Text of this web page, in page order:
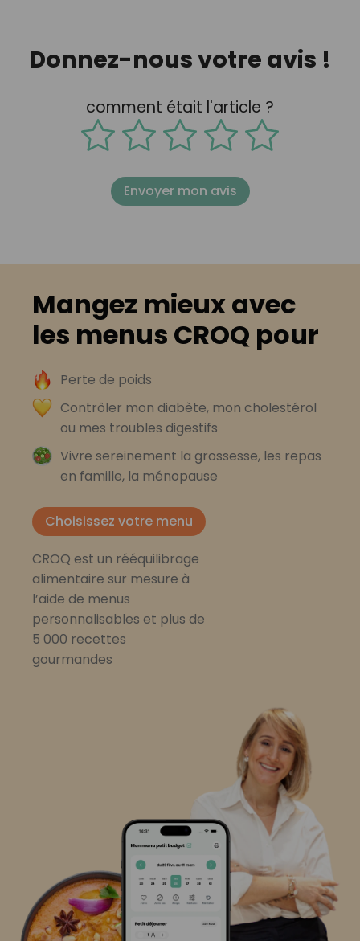
Donnez-nous votre avis !
comment était l'article ?
Envoyer mon avis
Mangez mieux avec
les menus CROQ pour
Perte de poids
Contrôler mon diabète, mon cholestérol
ou mes troubles digestifs
Vivre sereinement la grossesse, les repas
en famille, la ménopause
Choisissez votre menu
CROQ est un rééquilibrage
alimentaire sur mesure à
l’aide de menus
personnalisables et plus de
5 000 recettes
gourmandes